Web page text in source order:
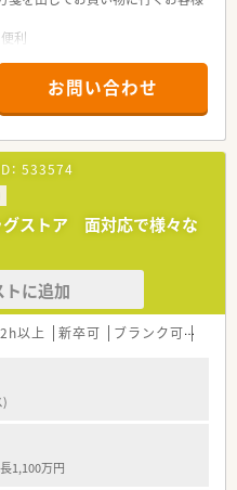
利
お問い合わせ
533574
グストア 面対応で様々な
に追加
以上 新卒可 ブランク可
1,100万円